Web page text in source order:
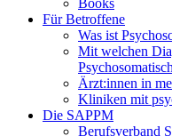
Für Betroffene
Was ist
Mit welchen
Ärzt:innen in
Kliniken mit
Die SAPPM
Berufsverband